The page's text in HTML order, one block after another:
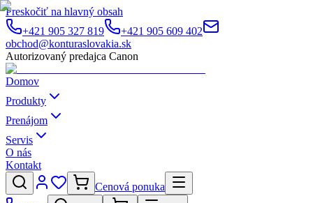
Preskočiť na hlavný obsah
+421 905 327 819
+421 905 609 402
obchod@konturaslovakia.sk
Autorizovaný predajca Canon
Domov
Produkty
Prenájom
Servis
O nás
Kontakt
Cenová ponuka